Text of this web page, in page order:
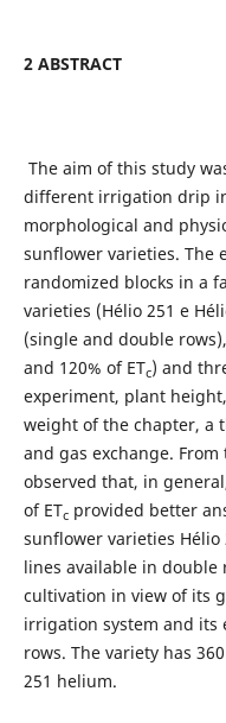
2 ABSTRACT
The aim of this study
different irrigation drip
morphological and
sunflower varieties. The
randomized blocks in a
varieties (Hélio 251 e
(single and double
and 120% of ETc) and
experiment, plant
weight of the chapter, a
and gas exchange.
observed that, in
of ETcprovided better
sunflower varieties
lines available in
cultivation in view of its
irrigation system and
rows. The variety has
251 helium.